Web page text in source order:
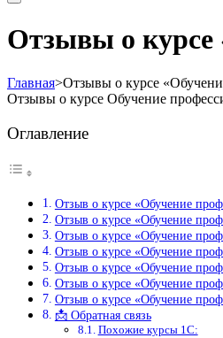
Отзывы о
Главная>Отзывы о курсе
Отзывы о курсе Обучение
Оглавление
Отзыв о курсе «Обучение
Отзыв о курсе «Обучение
Отзыв о курсе «Обучение
Отзыв о курсе «Обучение
Отзыв о курсе «Обучение
Отзыв о курсе «Обучение
Отзыв о курсе «Обучение
📩 Обратная связь
Похожие курсы 1С: